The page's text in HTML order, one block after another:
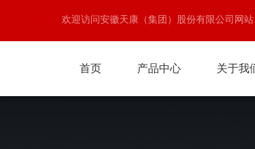
欢迎访问安徽天康（集团）股份有限公司网
首页 产品中心 关于我